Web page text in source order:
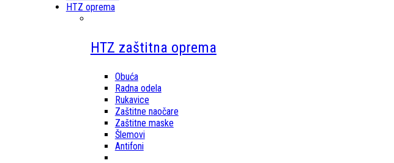
HTZ oprema
HTZ zaštitna oprema
Obuća
Radna odela
Rukavice
Zaštitne naočare
Zaštitne maske
Šlemovi
Antifoni